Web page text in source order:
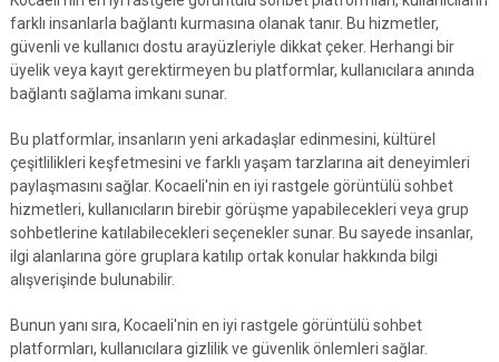
farklı insanlarla bağlantı kurmasına olanak tanır. Bu hizmetler,
güvenli ve kullanıcı dostu arayüzleriyle dikkat çeker. Herhangi bir
üyelik veya kayıt gerektirmeyen bu platformlar, kullanıcılara anında
bağlantı sağlama imkanı sunar.
Bu platformlar, insanların yeni arkadaşlar edinmesini, kültürel
çeşitlilikleri keşfetmesini ve farklı yaşam tarzlarına ait deneyimleri
paylaşmasını sağlar. Kocaeli'nin en iyi rastgele görüntülü sohbet
hizmetleri, kullanıcıların birebir görüşme yapabilecekleri veya grup
sohbetlerine katılabilecekleri seçenekler sunar. Bu sayede insanlar,
ilgi alanlarına göre gruplara katılıp ortak konular hakkında bilgi
alışverişinde bulunabilir.
Bunun yanı sıra, Kocaeli'nin en iyi rastgele görüntülü sohbet
platformları, kullanıcılara gizlilik ve güvenlik önlemleri sağlar.